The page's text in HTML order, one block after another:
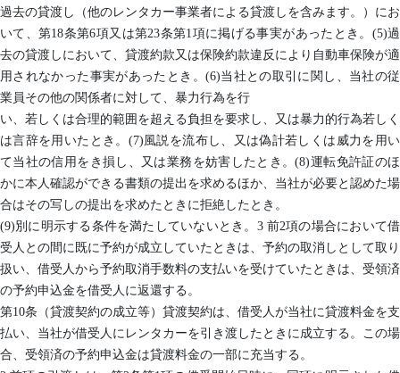
過去の貸渡し（他のレンタカー事業者による貸渡しを含みます。）にお
いて、第18条第6項又は第23条第1項に掲げる事実があったとき。(5)過
去の貸渡しにおいて、貸渡約款又は保険約款違反により自動車保険が適
用されなかった事実があったとき。(6)当社との取引に関し、当社の従
業員その他の関係者に対して、暴力行為を行
い、若しくは合理的範囲を超える負担を要求し、又は暴力的行為若しく
は言辞を用いたとき。(7)風説を流布し、又は偽計若しくは威力を用い
て当社の信用をき損し、又は業務を妨害したとき。(8)運転免許証のほ
かに本人確認ができる書類の提出を求めるほか、当社が必要と認めた場
合はその写しの提出を求めたときに拒絶したとき。
(9)別に明示する条件を満たしていないとき。3 前2項の場合において借
受人との間に既に予約が成立していたときは、予約の取消しとして取り
扱い、借受人から予約取消手数料の支払いを受けていたときは、受領済
の予約申込金を借受人に返還する。
第10条（貸渡契約の成立等）貸渡契約は、借受人が当社に貸渡料金を支
払い、当社が借受人にレンタカーを引き渡したときに成立する。この場
合、受領済の予約申込金は貸渡料金の一部に充当する。